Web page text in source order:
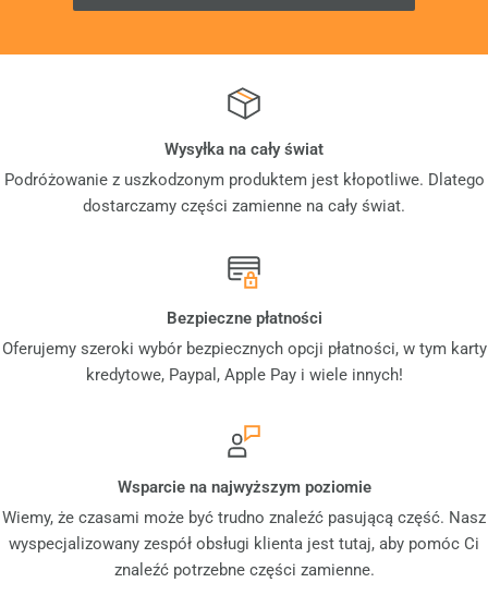
Wysyłka na cały świat
Podróżowanie z uszkodzonym produktem jest kłopotliwe. Dlatego
dostarczamy części zamienne na cały świat.
Bezpieczne płatności
Oferujemy szeroki wybór bezpiecznych opcji płatności, w tym karty
kredytowe, Paypal, Apple Pay i wiele innych!
Wsparcie na najwyższym poziomie
Wiemy, że czasami może być trudno znaleźć pasującą część. Nasz
wyspecjalizowany zespół obsługi klienta jest tutaj, aby pomóc Ci
znaleźć potrzebne części zamienne.